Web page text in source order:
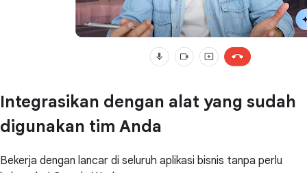
Integrasikan dengan alat yang sudah
digunakan tim Anda
Bekerja dengan lancar di seluruh aplikasi bisnis tanpa perlu